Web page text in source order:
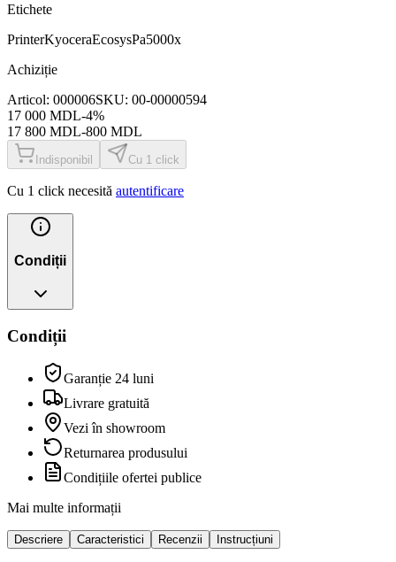
Etichete
PrinterKyoceraEcosysPa5000x
Achiziție
Articol: 000006SKU: 00-00000594
17 000 MDL-4%
17 800 MDL-800 MDL
Indisponibil Cu 1 click
Cu 1 click necesită autentificare
Condiții
Condiții
Garanție 24 luni
Livrare gratuită
Vezi în showroom
Returnarea produsului
Condițiile ofertei publice
Mai multe informații
Descriere Caracteristici Recenzii Instrucțiuni